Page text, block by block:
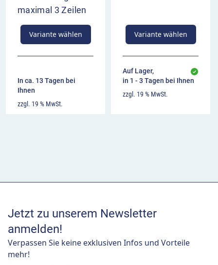
maximal 3 Zeilen
Variante wählen
In ca. 13 Tagen bei
Ihnen
zzgl. 19 % MwSt.
Variante wählen
Auf Lager,
in 1 - 3 Tagen bei Ihnen
zzgl. 19 % MwSt.
Jetzt zu unserem Newsletter
anmelden!
Verpassen Sie keine exklusiven Infos und Vorteile
mehr!